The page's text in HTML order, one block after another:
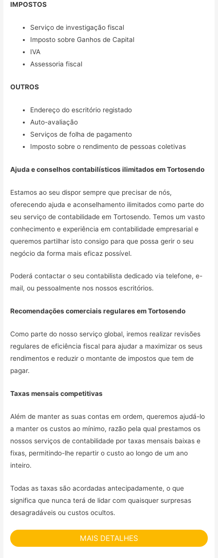
IMPOSTOS
Serviço de investigação fiscal
Imposto sobre Ganhos de Capital
IVA
Assessoria fiscal
OUTROS
Endereço do escritório registado
Auto-avaliação
Serviços de folha de pagamento
Imposto sobre o rendimento de pessoas coletivas
Ajuda e conselhos contabilísticos ilimitados emTortosendo
Estamos ao seu dispor sempre que precisar de nós,
oferecendo ajuda e aconselhamento ilimitados como parte do
seu serviço de contabilidade em Tortosendo. Temos um vasto
conhecimento e experiência em contabilidade empresarial e
queremos partilhar isto consigo para que possa gerir o seu
negócio da forma mais eficaz possível.
Poderá contactar o seu contabilista dedicado via telefone, e-
mail, ou pessoalmente nos nossos escritórios.
Recomendações comerciais regulares emTortosendo
Como parte do nosso serviço global, iremos realizar revisões
regulares de eficiência fiscal para ajudar a maximizar os seus
rendimentos e reduzir o montante de impostos que tem de
pagar.
Taxas mensais competitivas
Além de manter as suas contas em ordem, queremos ajudá-lo
a manter os custos ao mínimo, razão pela qual prestamos os
nossos serviços de contabilidade por taxas mensais baixas e
fixas, permitindo-lhe repartir o custo ao longo de um ano
inteiro.
Todas as taxas são acordadas antecipadamente, o que
significa que nunca terá de lidar com quaisquer surpresas
desagradáveis ou custos ocultos.
MAIS DETALHES